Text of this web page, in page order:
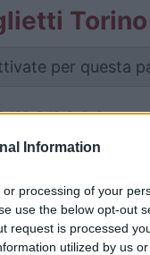
Information
processing of your
use the below opt-out
request is processed
utilized by us
per questa
1-2